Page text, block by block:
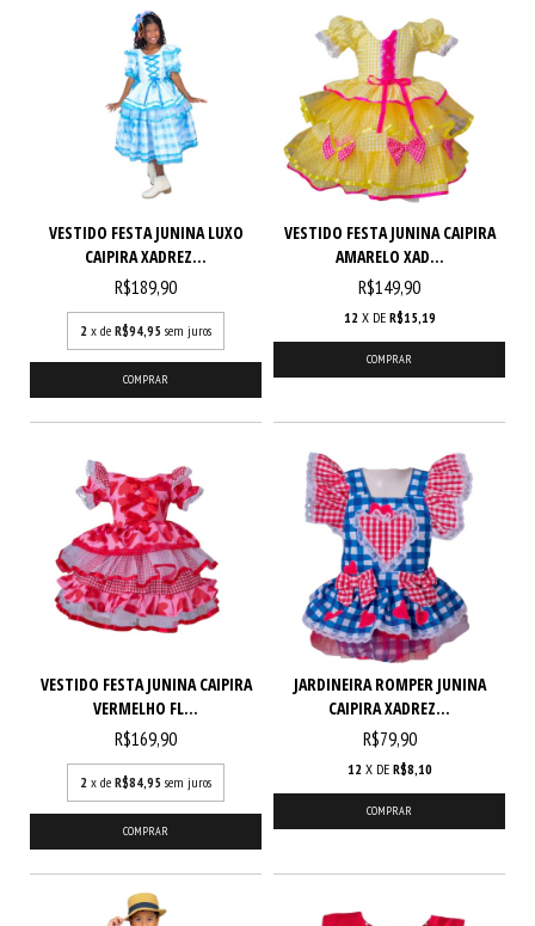
VESTIDO FESTA JUNINA LUXO
CAIPIRA XADREZ...
R$189,90
2 x de R$94,95 sem juros
COMPRAR
VESTIDO FESTA JUNINA CAIPIRA
AMARELO XAD...
R$149,90
12 X DE R$15,19
COMPRAR
VESTIDO FESTA JUNINA CAIPIRA
VERMELHO FL...
R$169,90
2 x de R$84,95 sem juros
COMPRAR
JARDINEIRA ROMPER JUNINA
CAIPIRA XADREZ...
R$79,90
12 X DE R$8,10
COMPRAR